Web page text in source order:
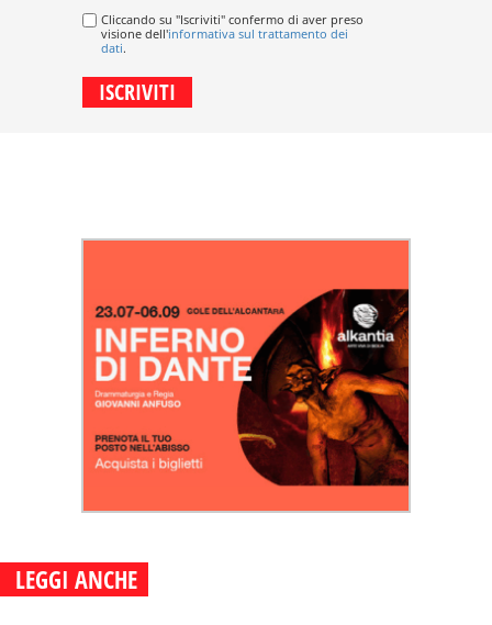
Cliccando su "Iscriviti" confermo di aver preso
visione dell'informativa sul trattamento dei
dati.
LEGGI ANCHE